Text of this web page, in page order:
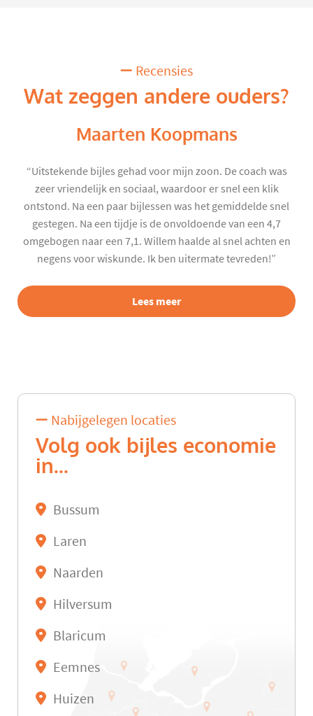
Recensies
Wat zeggen andere ouders?
Maarten Koopmans
“Uitstekende bijles gehad voor mijn zoon. De coach was
zeer vriendelijk en sociaal, waardoor er snel een klik
ontstond. Na een paar bijlessen was het gemiddelde snel
gestegen. Na een tijdje is de onvoldoende van een 4,7
omgebogen naar een 7,1. Willem haalde al snel achten en
negens voor wiskunde. Ik ben uitermate tevreden!”
Lees meer
Nabijgelegen locaties
Volg ook bijles economie
in...
Bussum
Laren
Naarden
Hilversum
Blaricum
Eemnes
Huizen